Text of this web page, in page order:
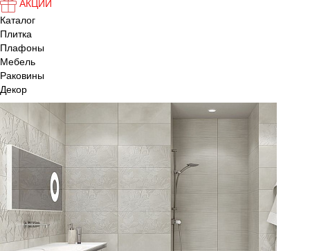
Каталог
Плитка
Плафоны
Мебель
Раковины
Декор